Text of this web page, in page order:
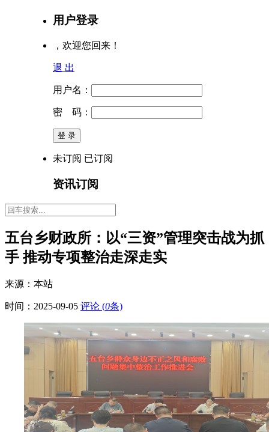
用户登录
，欢迎您回来！
退 出
用户名：
密 码：
未订阅 已订阅
资讯订阅
五台乡财政所：以“三资”管理突击战为抓
手 推动专项整治走深走实
来源：本站
时间： 2025-09-05 评论 (0条)